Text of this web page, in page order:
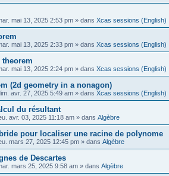
mai 13, 2025 2:53 pm » dans Xcas sessions (English)
mai 13, 2025 2:33 pm » dans Xcas sessions (English)
theorem
mai 13, 2025 2:24 pm » dans Xcas sessions (English)
(2d geometry in a nonagon)
avr. 27, 2025 5:49 am » dans Xcas sessions (English)
du résultant
avr. 03, 2025 11:18 am » dans Algèbre
pour localiser une racine de polynome
mars 27, 2025 12:45 pm » dans Algèbre
de Descartes
mars 25, 2025 9:58 am » dans Algèbre